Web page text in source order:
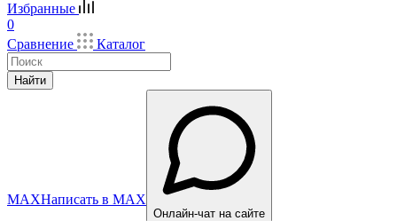
Избранные
0
Сравнение
Каталог
Найти
MAXНаписать в MAX
Онлайн-чат на сайте